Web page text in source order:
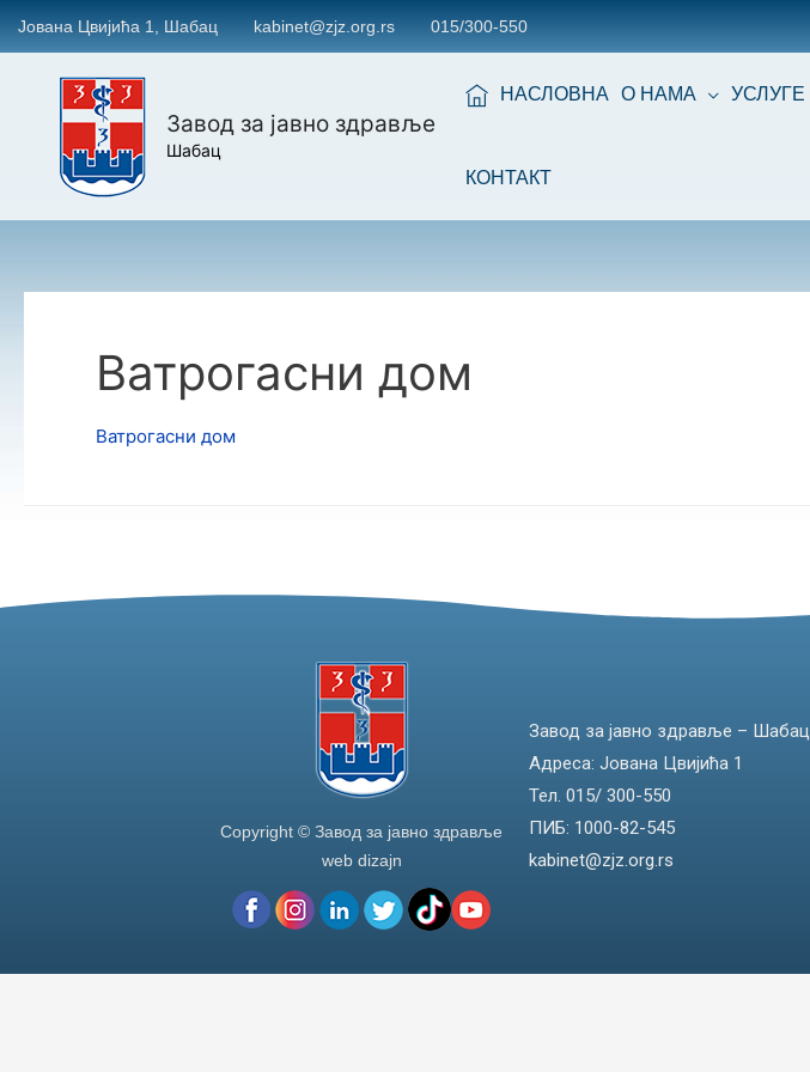
Јована Цвијића 1, Шабац kabinet@zjz.org.rs 015/300-550
Завод за јавно здравље
Шабац
НАСЛОВНА О НАМА УСЛУГЕ
КОНТАКТ
Ватрогасни дом
Ватрогасни дом
Copyright © Завод за јавно здравље
web dizajn
Завод за јавно здравље – Шабац
Адреса: Јована Цвијића 1
Тел. 015/ 300-550
ПИБ: 1000-82-545
kabinet@zjz.org.rs